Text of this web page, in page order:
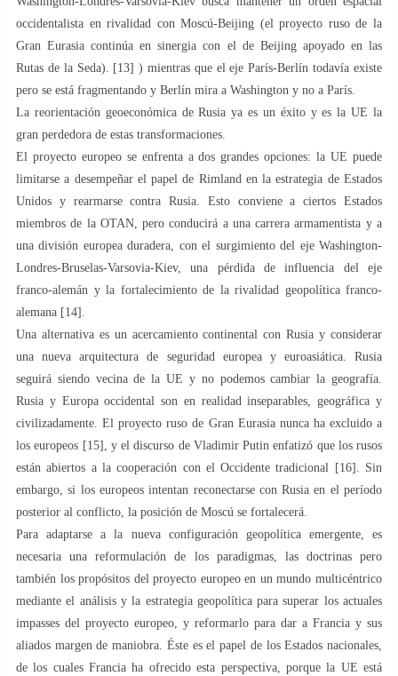
occidentalista en rivalidad con Moscú-Beijing (el proyecto ruso de la
Gran Eurasia continúa en sinergia con el de Beijing apoyado en las
Rutas de la Seda). [13] ) mientras que el eje París-Berlín todavía existe
pero se está fragmentando y Berlín mira a Washington y no a París.
La reorientación geoeconómica de Rusia ya es un éxito y es la UE la
gran perdedora de estas transformaciones.
El proyecto europeo se enfrenta a dos grandes opciones: la UE puede
limitarse a desempeñar el papel de Rimland en la estrategia de Estados
Unidos y rearmarse contra Rusia. Esto conviene a ciertos Estados
miembros de la OTAN, pero conducirá a una carrera armamentista y a
una división europea duradera, con el surgimiento del eje Washington-
Londres-Bruselas-Varsovia-Kiev, una pérdida de influencia del eje
franco-alemán y la fortalecimiento de la rivalidad geopolítica franco-
alemana [14].
Una alternativa es un acercamiento continental con Rusia y considerar
una nueva arquitectura de seguridad europea y euroasiática. Rusia
seguirá siendo vecina de la UE y no podemos cambiar la geografía.
Rusia y Europa occidental son en realidad inseparables, geográfica y
civilizadamente. El proyecto ruso de Gran Eurasia nunca ha excluido a
los europeos [15], y el discurso de Vladimir Putin enfatizó que los rusos
están abiertos a la cooperación con el Occidente tradicional [16]. Sin
embargo, si los europeos intentan reconectarse con Rusia en el período
posterior al conflicto, la posición de Moscú se fortalecerá.
Para adaptarse a la nueva configuración geopolítica emergente, es
necesaria una reformulación de los paradigmas, las doctrinas pero
también los propósitos del proyecto europeo en un mundo multicéntrico
mediante el análisis y la estrategia geopolítica para superar los actuales
impasses del proyecto europeo, y reformarlo para dar a Francia y sus
aliados margen de maniobra. Éste es el papel de los Estados nacionales,
de los cuales Francia ha ofrecido esta perspectiva, porque la UE está